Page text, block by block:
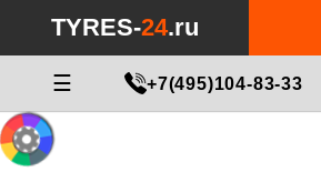
24.ru/html/catalog/controller/product/
TYRES-24.ru
☰ +7(495)104-83-33